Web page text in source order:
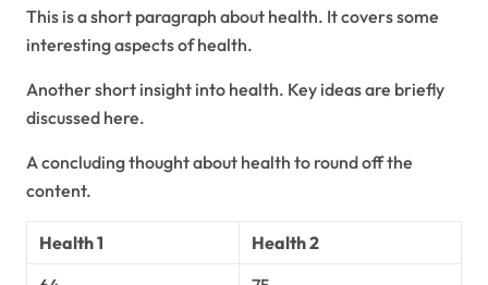
This is a short paragraph about health. It covers some
interesting aspects of health.
Another short insight into health. Key ideas are briefly
discussed here.
A concluding thought about health to round off the
content.
Health 1
Health 2